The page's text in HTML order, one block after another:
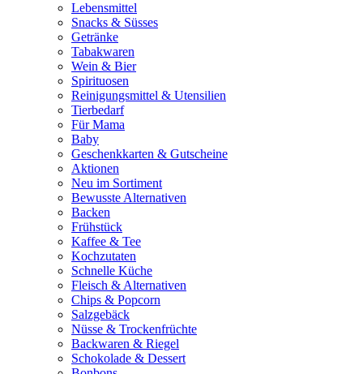
Lebensmittel
Snacks & Süsses
Getränke
Tabakwaren
Wein & Bier
Spirituosen
Reinigungsmittel & Utensilien
Tierbedarf
Für Mama
Baby
Geschenkkarten & Gutscheine
Aktionen
Neu im Sortiment
Bewusste Alternativen
Backen
Frühstück
Kaffee & Tee
Kochzutaten
Schnelle Küche
Fleisch & Alternativen
Chips & Popcorn
Salzgebäck
Nüsse & Trockenfrüchte
Backwaren & Riegel
Schokolade & Dessert